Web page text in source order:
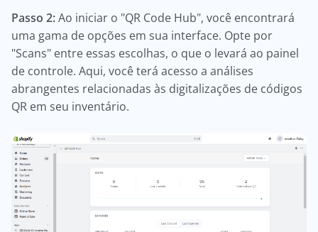
Passo 2:Ao iniciar o "QR Code Hub", você encontrará
uma gama de opções em sua interface. Opte por
"Scans" entre essas escolhas, o que o levará ao painel
de controle. Aqui, você terá acesso a análises
abrangentes relacionadas às digitalizações de códigos
QR em seu inventário.